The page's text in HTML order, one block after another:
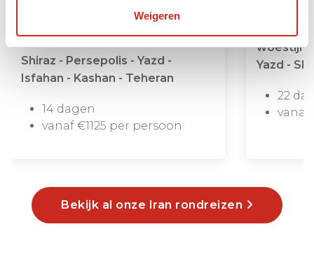
Weigeren
Iran Rondreis Klassiek en
Woestijn
Shiraz - Persepolis - Yazd -
Isfahan - Kashan - Teheran
14 dagen
vanaf €1125 per persoon
woestijn
Yazd -
22
vanaf
Bekijk al onze Iran rondreizen